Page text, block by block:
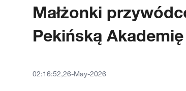
Małżonki
Pekińską
02:16:52,26-May-2026